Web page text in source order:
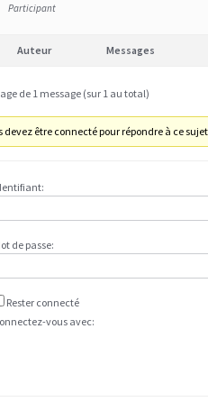
Participant
Auteur Messages
de 1 message (sur 1 au total)
devez être connecté pour répondre à ce
de passe:
Rester connecté
vous avec: